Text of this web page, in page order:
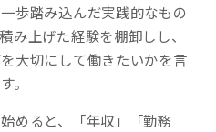
歩踏み込んだ実践的なもの
み上げた経験を棚卸しし、
大切にして働きたいかを言
。
めると、「年収」「勤務